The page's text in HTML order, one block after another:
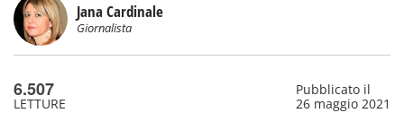
Jana Cardinale
Giornalista
6.507
LETTURE
Pubblicato il
26 maggio 2021